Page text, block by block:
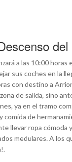
del
a las 10:00
sus coches en la
con destino a
de salida, sino
ya en el tramo
de
llevar ropa cómoda
medulares. A los